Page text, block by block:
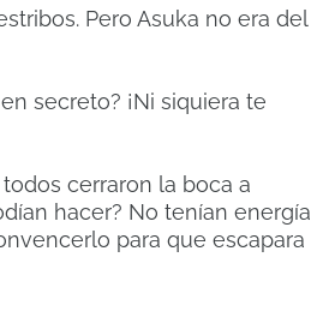
Pero Asuka no era del
secreto? ¡Ni siquiera te
cerraron la boca a
hacer? No tenían energía
para que escapara